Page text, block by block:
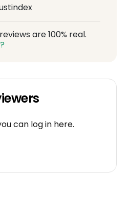
are 100% real.
can log in here.